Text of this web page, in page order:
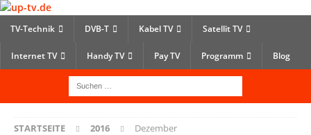
TV-Technik DVB-T Kabel TV Satellit TV
Internet TV Handy TV Pay TV Programm Blog
STARTSEITE 2016 Dezember